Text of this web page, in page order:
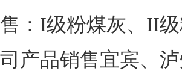
售：I级粉煤灰、II
司产品销售宜宾、